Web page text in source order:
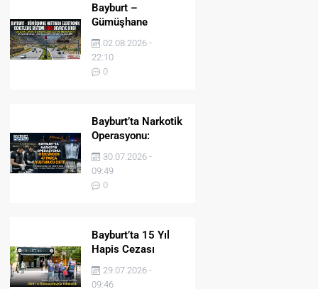
Bayburt –
Gümüşhane
Hattında Elektronik
Denetleme Sistemi
(EDS) Devreye Girdi
02.08.2026 -
22:10
0
Bayburt’ta Narkotik
Operasyonu:
Midesinden 47
Parça Uyuşturucu
Çıktı!
30.07.2026 -
09:49
0
Bayburt’ta 15 Yıl
Hapis Cezası
Bulunan Şahıs
JASAT’ın
29.07.2026 -
09:46